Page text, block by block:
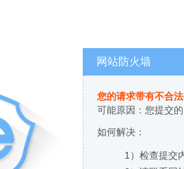
网站防火墙
您的请求带有不合
可能原因：您提交
如何解决：
1）检查提交